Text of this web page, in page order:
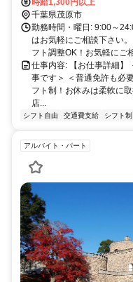
間や勤務日数はお気軽にご相
迎！ 通勤手段は何でもOK！
千葉県茂原市
勤務時間・曜日: 9:00～
はお気軽にご相談下さい
フト調整OK！お気軽にご
仕事内容: 【お仕事詳細】
事です＞ ＜普通免許も必
フト制！お休みは柔軟に
店...
シフト自由 交通費支給 シフト制
アルバイト・パート